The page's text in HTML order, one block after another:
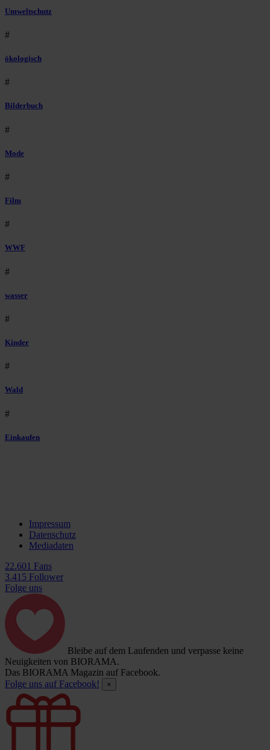
Umweltschutz
#
ökologisch
#
Bilderbuch
#
Mode
#
Film
#
WWF
#
wasser
#
Kinder
#
Wald
#
Einkaufen
Impressum
Datenschutz
Mediadaten
22.601 Fans
3.415 Follower
Folge uns
Bleibe auf dem Laufenden und verpasse keine
Neuigkeiten von BIORAMA.
Das BIORAMA Magazin auf Facebook.
Folge uns auf Facebook!
×